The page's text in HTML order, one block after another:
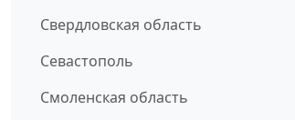
Свердловская область
Севастополь
Смоленская область